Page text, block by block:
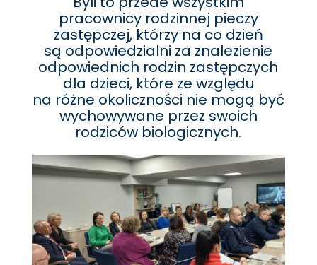
pracownicy rodzinnej pieczy
zastępczej, którzy na co dzień
są odpowiedzialni za znalezienie
odpowiednich rodzin zastępczych
dla dzieci, które ze względu
na różne okoliczności nie mogą być
wychowywane przez swoich
rodziców biologicznych.